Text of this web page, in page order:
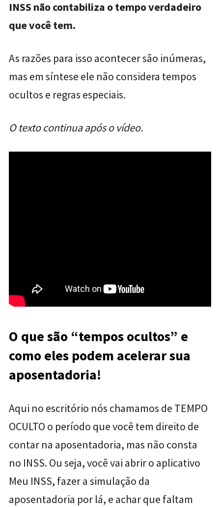
INSS não contabiliza o tempo verdadeiro
que você tem.
As razões para isso acontecer são inúmeras,
mas em síntese ele não considera tempos
ocultos e regras especiais.
O texto continua após o vídeo.
O que são “tempos ocultos” e
como eles podem acelerar sua
aposentadoria!
Aqui no escritório nós chamamos de TEMPO
OCULTO o período que você tem direito de
contar na aposentadoria, mas não consta
no INSS. Ou seja, você vai abrir o aplicativo
Meu INSS, fazer a simulação da
aposentadoria por lá, e achar que faltam